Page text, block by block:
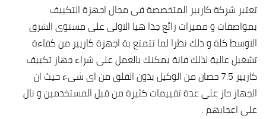
تعتبر شركة كاريير المتخصصة فى مجال اجهزة التكييف
بمواصفات و مميزات رائع جدا هيا الاولى على مستوى الشرق
الاوسط كلة و ذلك نظرا لما تتمتع بة اجهزة كاريير من كفاءة
تشغيل عالية لذلك فانة يمكنك بالعمل على شراء جهاز تكييف
كاريير 7.5 حصان من الوكيل بدون القلق من اى شىء حيث ان
الجهاز حاز على عدة تقييمات كثيرة من قبل المستخدمين و نال
على اعجابهم .